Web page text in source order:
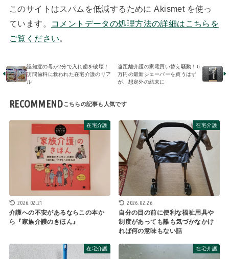
このサイトはスパムを低減するために Akismet を使っ
ています。
コメントデータの処理方法の詳細はこちらを
ご覧ください。
認知症の母が2分で入れ歯を破壊！
訪問歯科に救われた在宅介護のリア
ル
遠距離介護の家電買い替え騒動！6
万円の最新シェーバーを買うはず
が、想定外の結末に
RECOMMEND
在宅介護
2026.02.21
介護への不安があるならこの本か
ら『家族介護のきほん』
在宅介護
2026.02.26
自分の目の前に便利な福祉用具や
制度があっても誰も気づかなかけ
れば何の意味もない話
在宅介護 在宅介護